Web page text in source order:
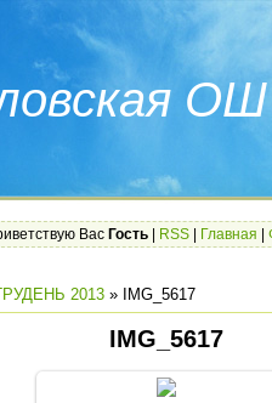
Вас Гость RSS Главная
2013 » IMG_5617
IMG_5617